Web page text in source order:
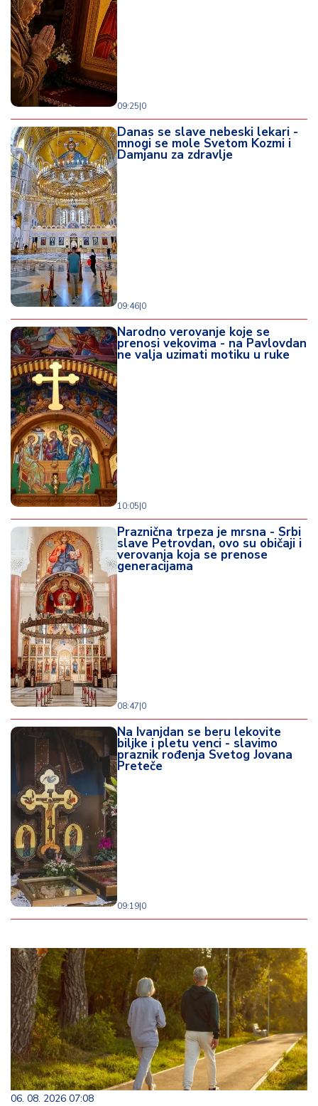
09:25|0
Danas se slave nebeski lekari -
mnogi se mole Svetom Kozmi i
Damjanu za zdravlje
09:46|0
Narodno verovanje koje se
prenosi vekovima - na Pavlovdan
ne valja uzimati motiku u ruke
10:05|0
Praznična trpeza je mrsna - Srbi
slave Petrovdan, ovo su običaji i
verovanja koja se prenose
generacijama
08:47|0
Na Ivanjdan se beru lekovite
biljke i pletu venci - slavimo
praznik rođenja Svetog Jovana
Preteče
09:19|0
06. 08. 2026 07:08